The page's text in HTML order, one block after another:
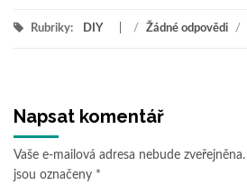
Rubriky: DIY / Žádné odpovědi /
Napsat komentář
Vaše e-mailová adresa nebude zveřejněna.
jsou označeny *